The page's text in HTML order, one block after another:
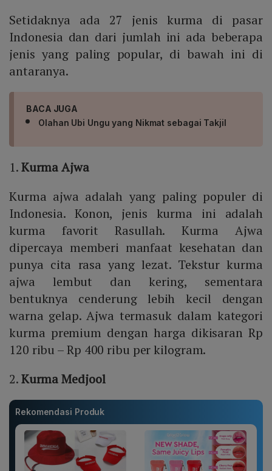
Setidaknya ada 27 jenis kurma di pasar
Indonesia dan dari jumlah ini ada beberapa
jenis yang paling popular, di bawah ini di
antaranya.
BACA JUGA
Olahan Ubi Ungu yang Nikmat sebagai Takjil
1.Kurma Ajwa
Kurma ajwa adalah yang paling populer di
Indonesia. Konon, jenis kurma ini adalah
kurma favorit Rasullah. Kurma Ajwa
dipercaya memberi manfaat kesehatan dan
punya cita rasa yang lezat. Tekstur kurma
ajwa lembut dan kering, sementara
bentuknya cenderung lebih kecil dengan
warna gelap. Ajwa termasuk dalam kategori
kurma premium dengan harga dikisaran Rp
120 ribu – Rp 400 ribu per kilogram.
2.Kurma Medjool
Rekomendasi Produk